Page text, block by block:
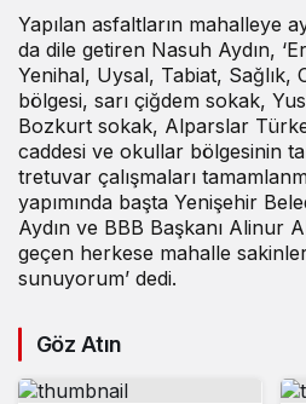
Yapılan asfaltların mahalleye
da dile getiren Nasuh Aydın,
Yenihal, Uysal, Tabiat, Sağlık,
bölgesi, sarı çiğdem sokak,
Bozkurt sokak, Alparslar
caddesi ve okullar bölgesinin
tretuvar çalışmaları
yapımında başta Yenişehir
Aydın ve BBB Başkanı Alinur
geçen herkese mahalle
sunuyorum’ dedi.
Göz Atın